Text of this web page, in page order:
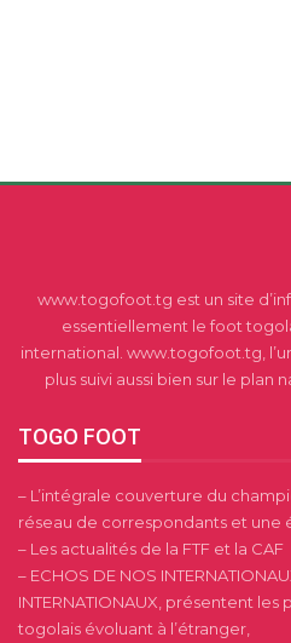
www.togofoot.tg est un site
essentiellement le foot
international. www.togofoot.tg,
plus suivi aussi bien sur le plan
TOGO FOOT
– L’intégrale couverture du
réseau de correspondants et une
– Les actualités de la FTF et la CAF
– ECHOS DE NOS
INTERNATIONAUX, présentent
togolais évoluant à l’étranger,